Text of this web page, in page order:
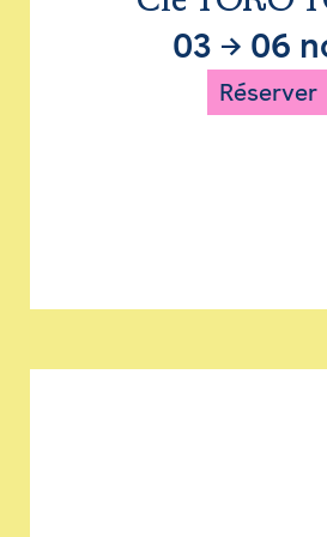
03 → 06
Réserver